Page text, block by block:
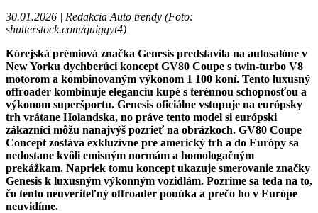
30.01.2026 | Redakcia Auto trendy (Foto:
shutterstock.com/quiggyt4)
Kórejská prémiová značka Genesis predstavila na autosalóne v
New Yorku dychberúci koncept GV80 Coupe s twin-turbo V8
motorom a kombinovaným výkonom 1 100 koní. Tento luxusný
offroader kombinuje eleganciu kupé s terénnou schopnosťou a
výkonom superšportu. Genesis oficiálne vstupuje na európsky
trh vrátane Holandska, no práve tento model si európski
zákazníci môžu nanajvýš pozrieť na obrázkoch. GV80 Coupe
Concept zostáva exkluzívne pre americký trh a do Európy sa
nedostane kvôli emisným normám a homologačným
prekážkam. Napriek tomu koncept ukazuje smerovanie značky
Genesis k luxusným výkonným vozidlám. Pozrime sa teda na to,
čo tento neuveriteľný offroader ponúka a prečo ho v Európe
neuvidíme.